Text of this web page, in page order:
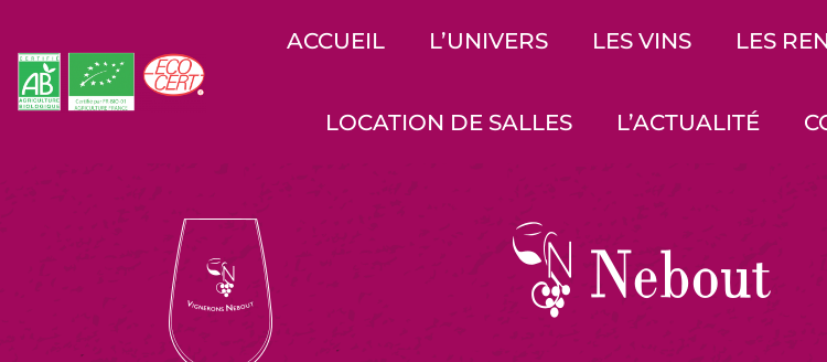
ACCUEIL L’UNIVERS LES VINS LES
LOCATION DE SALLES L’ACTUALITÉ